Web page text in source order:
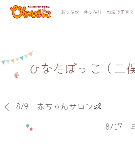
あったか ゆったり 地域で子育て
ひなたぼっこ（二
8/9 赤ちゃんサロン👶
8/17